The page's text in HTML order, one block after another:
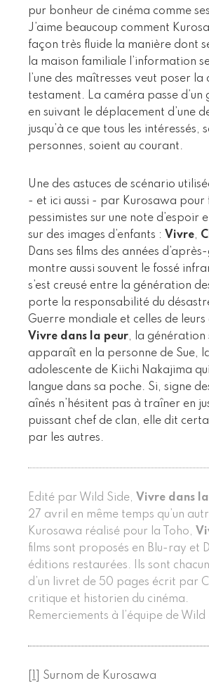
pur bonheur de cinéma comme
J’aime beaucoup comment
façon très fluide la manière dont
la maison familiale l’information
l’une des maîtresses veut poser la
testament. La caméra passe d’un
en suivant le déplacement d’une
jusqu’à ce que tous les intéressés,
personnes, soient au courant.
Une des astuces de scénario
- et ici aussi - par Kurosawa pour
pessimistes sur une note d’espoir
sur des images d’enfants : Vivre,
Dans ses films des années
montre aussi souvent le fossé
s’est creusé entre la génération
porte la responsabilité du
Guerre mondiale et celles de leurs
Vivre dans la peur, la génération
apparaît en la personne de Sue,
adolescente de Kiichi Nakajima
langue dans sa poche. Si, signe
aînés n’hésitent pas à traîner en
puissant chef de clan, elle dit
par les autres.
Edité par Wild Side, Vivre dans
27 avril en même temps qu’un
Kurosawa réalisé pour la Toho,
films sont proposés en Blu-ray et
éditions restaurées. Ils sont
d’un livret de 50 pages écrit par
critique et historien du cinéma.
Remerciements à l’équipe de Wild
1
Surnom de Kurosawa